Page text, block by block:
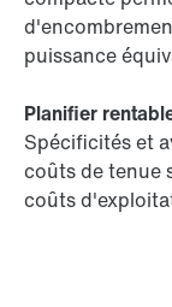
puissance
Planifier
Spécificités et
coûts de tenue
coûts